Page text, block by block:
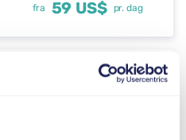
fra 59 US$ pr. dag